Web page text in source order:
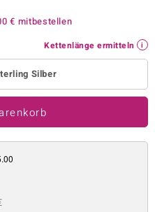
€ mitbestellen
Kettenlänge ermitteln
Silber